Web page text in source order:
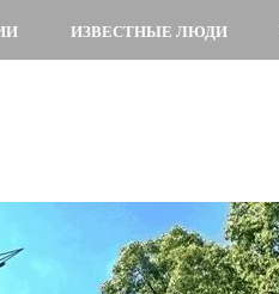
ИЗВЕСТНЫЕ ЛЮДИ